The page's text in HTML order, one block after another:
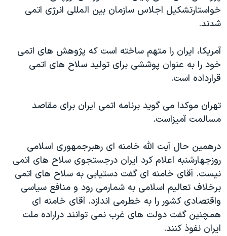
تریبونال مردمی آبان ۹۸
دادگاه حمید نوری
قانون شفافیت دارائی کادر رهبری ایران
اسرائیل در جنگ
نرگس محمدی برنده جایزه نوبل صلح
همایش محافظه‌کاران آمریکا «سی‌پک»
صفحه‌های ویژه
سفر پرزیدنت ترامپ به چین
خواستارتشکيل اجلاس سازمان بين المللی انرژی اتمی
شدند.
آمريکا، ايران را متهم ساخته است که پژوهش های اتمی
خود را به عنوان پوششی برای توليد سلاح های اتمی
قرارداده است.
تهران موکدا می گويد برنامه اتمی ايران برای مقاصد
مسالمت آميزاست.
درهمين حال آيت الله خامنه ای رهبرجمهوری اسلامی
روزچهارشنبه اعلام کرد ايران درجستجوی سلاح های اتمی
نيست. آقای خامنه ای گفت دستيابی به سلاح های اتمی
برخلاف تعاليم اسلامی به شمارمی رود و منافع سياسی
واقتصادی کشور را به خطرمی اندازد. آقای خامنه ای
همچنين گفت دولت های غرب نمی توانند دراراده ملت
ايران نفوذ کنند.